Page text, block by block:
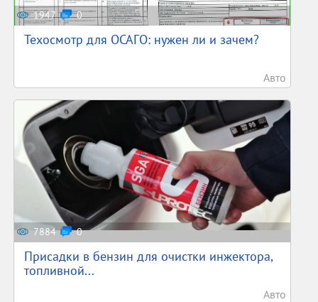
1947 0
Техосмотр для ОСАГО: нужен ли и зачем?
Авто
7884 0
Присадки в бензин для очистки инжектора,
топливной...
Авто